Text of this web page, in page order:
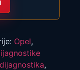
Opel,
,